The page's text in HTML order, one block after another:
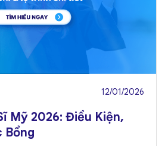
12/01/2026
Mỹ 2026: Điều Kiện,
Bổng